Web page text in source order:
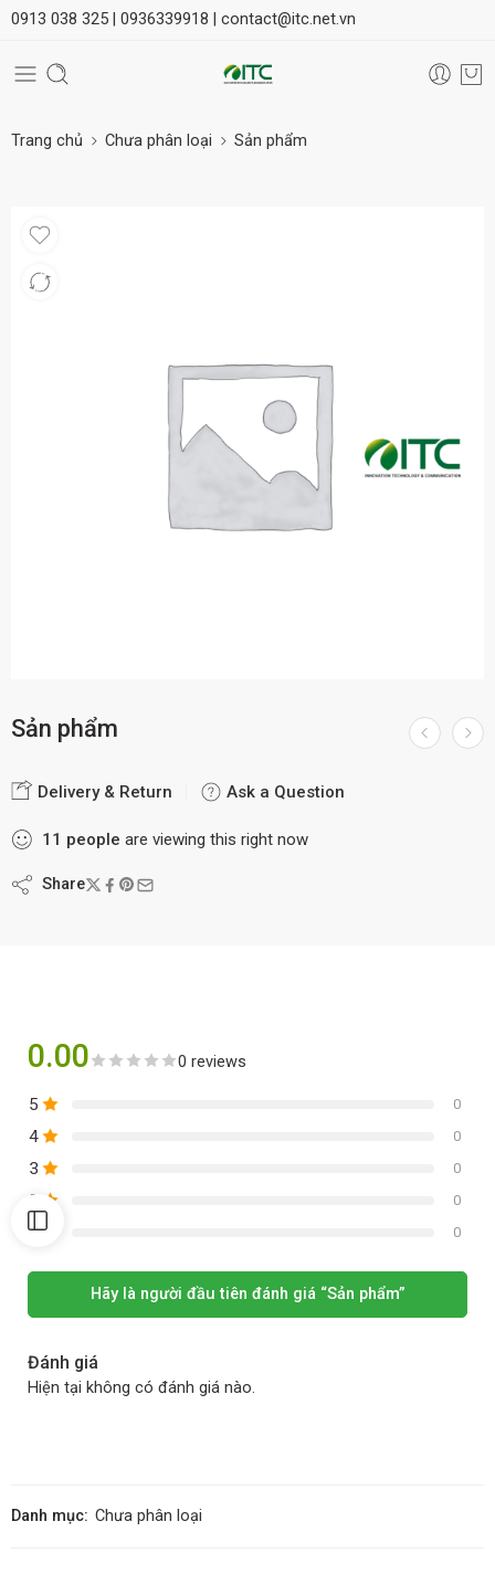
0913 038 325 | 0936339918 | contact@itc.net.vn
Trang chủ Chưa phân loại Sản phẩm
Sản phẩm
Delivery & Return Ask a Question
11 people are viewing this right now
Share
0.00 0 reviews
5 0
4 0
3 0
2 0
1 0
Hãy là người đầu tiên đánh giá “Sản phẩm”
Đánh giá
Hiện tại không có đánh giá nào.
Danh mục: Chưa phân loại